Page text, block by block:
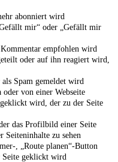
abonniert wird
mir“ oder „Gefällt mir
empfohlen wird
oder auf ihn reagiert wird,
Spam gemeldet wird
von einer Webseite
wird, der zu der Seite
das Profilbild einer Seite
Seiteninhalte zu sehen
, „Route planen“-Button
Seite geklickt wird